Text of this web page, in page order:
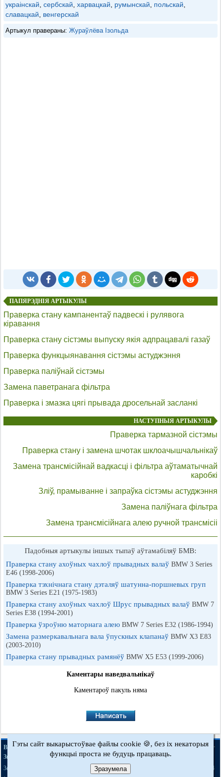
украінскай сербскай харвацкай румынскай польскай
славацкай
венгерскай
Артыкул правераны: Жураўлёва Ізольда
ПАПЯРЭДНІЯ АРТЫКУЛЫ
Праверка стану кампанентаў падвескі і рулявога
кіравання
Праверка стану сістэмы выпуску якія адпрацавалі газаў
Праверка функцыянавання сістэмы астуджэння
Праверка паліўнай сістэмы
Замена паветранага фільтра
Праверка і змазка цягі прывада дросельнай засланкі
НАСТУПНЫЯ АРТЫКУЛЫ
Праверка тармазной сістэмы
Праверка стану і замена шчотак шклоачышчальнікаў
Замена трансмісійнай вадкасці і фільтра аўтаматычнай
каробкі
Зліў, прамыванне і запраўка сістэмы астуджэння
Замена паліўнага фільтра
Замена трансмісійнага алею ручной трансмісіі
Падобныя артыкулы іншых тыпаў аўтамабіляў БМВ:
Праверка стану ахоўных чахлоў прывадных валаў BMW 3 Series
E46 (1998-2006)
Праверка тэхнічнага стану дэталяў шатунна-поршневых груп
BMW 3 Series E21 (1975-1983)
Праверка стану ахоўных чахлоў Шрус прывадных валаў BMW 7
Series E38 (1994-2001)
Праверка ўзроўню маторнага алею BMW 7 Series E32 (1986-1994)
Замена размеркавальнага вала ўпускных клапанаў BMW X3 E83
(2003-2010)
Праверка стану прывадных рамянёў BMW X5 E53 (1999-2006)
Каментары наведвальнікаў
Каментароў пакуль няма
BMWman.ru © 2017-2026·Поўная версія·Навіны і артыкулы ·Мапа сайту ·
Зваротная сувязь·Пошук па сайце
3er E21
3er E46[бензін]·3er E46 5er E34
Гэты сайт выкарыстоўвае файлы cookie 🍪, без іх некаторыя
функцыі проста не будуць працаваць.
Зразумела